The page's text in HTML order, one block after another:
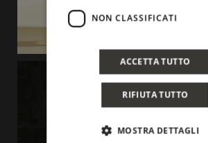
NON CLASSIFICATI
ACCETTA TUTTO
RIFIUTA TUTTO
MOSTRA DETTAGLI